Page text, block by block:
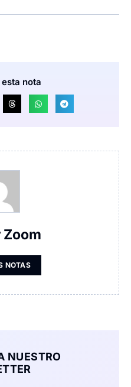
nota
Zoom
NOTAS
NUESTRO